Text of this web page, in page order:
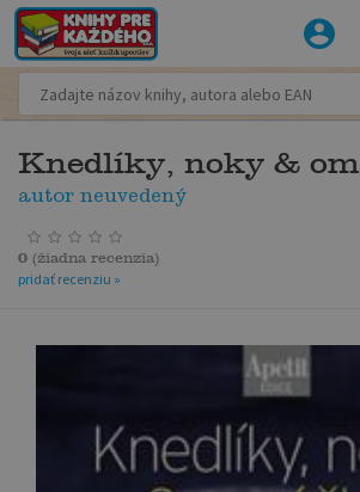
Knedlíky, noky &
autor neuvedený
0 (žiadna recenzia)
pridať recenziu »